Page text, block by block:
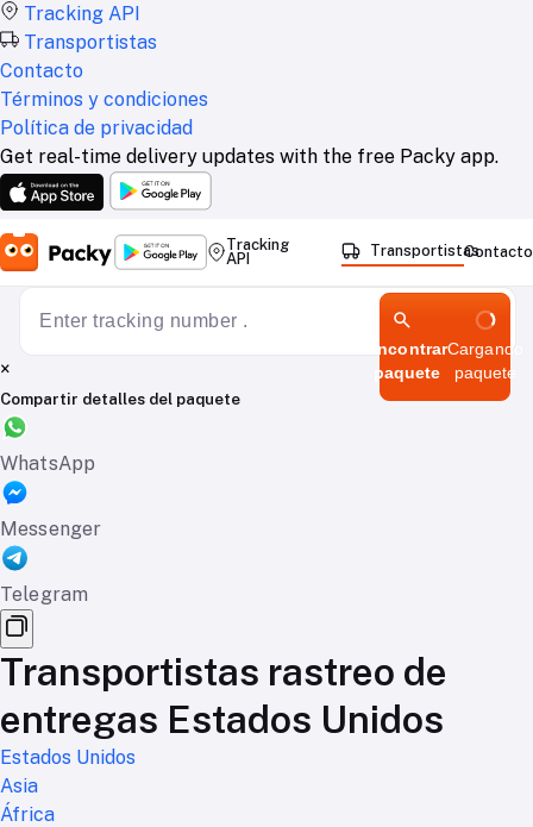
Tracking API
Transportistas
Contacto
Términos y condiciones
Política de privacidad
Get real-time delivery updates with the free Packy app.
Tracking
API
TransportistasContacto
Encontrar
paquete
Cargando
paquete
×
Compartir detalles del paquete
WhatsApp
Messenger
Telegram
Transportistas rastreo de
entregas Estados Unidos
Estados Unidos
Asia
África